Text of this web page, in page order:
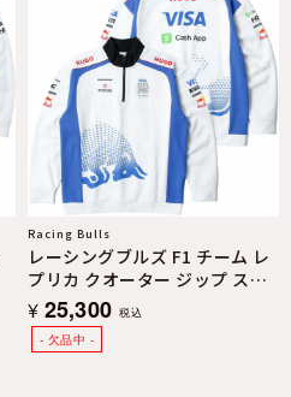
Racing Bulls
レーシングブルズ F1 チーム レ
プリカ クオーター ジップ スウ
ェット 2025
¥ 25,300 税込